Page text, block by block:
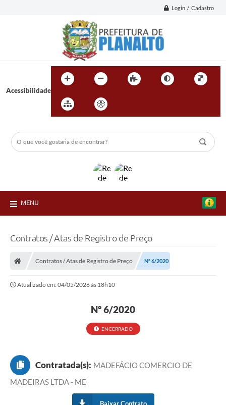
Login / Cadastro
Acessibilidade
MENU
Contratos / Atas de Registro de Preço
Contratos / Atas de Registro de Preço Nº 6/2020
Atualizado em: 04/05/2026 às 18h10
Nº 6/2020
ENCERRADO
Contratada(s): MADEFÁCIO COMERCIO DE
MADEIRAS LTDA - ME